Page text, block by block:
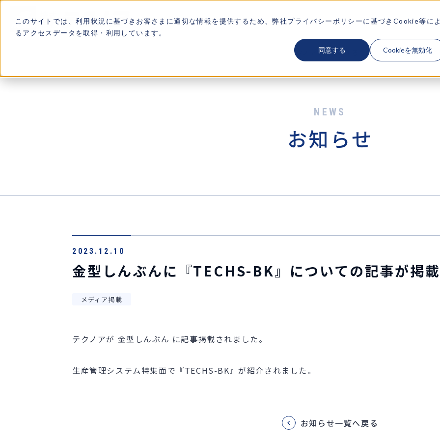
このサイトでは、利用状況に基づきお客さまに適切な情報を提供するため、弊社プライバシーポリシーに基づきCookie等によ
るアクセスデータを取得・利用しています。
同意する Cookieを無効化
テクノアが大切にするもの 企業情報 ソ
お知らせ
2023.12.10
金型しんぶんに『TECHS-BK』についての記事が掲
メディア掲載
テクノアが 金型しんぶん に記事掲載されました。
生産管理システム特集面で『TECHS-BK』が紹介されました。
お知らせ一覧へ戻る